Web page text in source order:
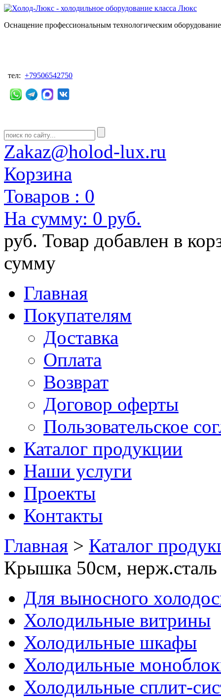
Оснащение профессиональным технологическим
тел: +79506542750
Zakaz@holod-lux.ru
Корзина
Товаров : 0
На сумму: 0 руб.
руб. Товар добавлен в
сумму
Главная
Покупателям
Доставка
Оплата
Возврат
Договор оферты
Пользовательское
Каталог продукции
Наши услуги
Проекты
Контакты
Главная > Каталог
Крышка 50см,
Для выносного
Холодильные витрины
Холодильные шкафы
Холодильные
Холодильные сплит-